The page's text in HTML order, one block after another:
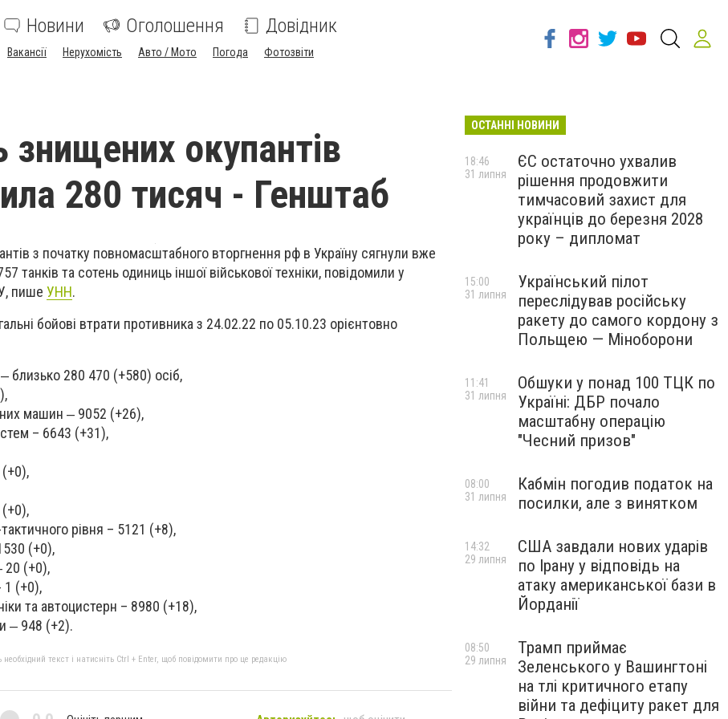
Новини Оголошення Довідник
Вакансії Нерухомість Авто / Мото Погода Фотозвіти
знищених окупантів
280 тисяч - Генштаб
з початку повномасштабного вторгнення рф в Україну сягнули вже
танків та сотень одиниць іншої військової техніки, повідомили у
пише УНН.
бойові втрати противника з 24.02.22 по 05.10.23 орієнтовно
близько 280 470 (+580) осіб,
машин ‒ 9052 (+26),
– 6643 (+31),
(+0),
рівня – 5121 (+8),
(+0),
20 (+0),
1 (+0),
та автоцистерн – 8980 (+18),
‒ 948 (+2).
текст і натисніть Ctrl + Enter, щоб повідомити про це редакцію
ОСТАННІ НОВИНИ
ЄС остаточно ухвалив
рішення продовжити
тимчасовий захист для
українців до березня 2028
року – дипломат
18:46
31 липня
Український пілот
переслідував російську
ракету до самого кордону з
Польщею — Міноборони
15:00
31 липня
Обшуки у понад 100 ТЦК по
Україні: ДБР почало
масштабну операцію
"Чесний призов"
11:41
31 липня
Кабмін погодив податок на
посилки, але з винятком
08:00
31 липня
США завдали нових ударів
по Ірану у відповідь на
атаку американської бази в
Йорданії
14:32
29 липня
Трамп приймає
Зеленського у Вашингтоні
на тлі критичного етапу
війни та дефіциту ракет для
08:50
29 липня